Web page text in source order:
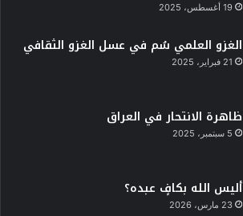
19 أغسطس، 2025
الغزو العلمي سُم في عسل الغزو الثقافي
21 فبراير، 2025
ظاهرة الانتحار في العراق
5 سبتمبر، 2025
أليس الله بكافٍ عبده؟
23 مارس، 2026